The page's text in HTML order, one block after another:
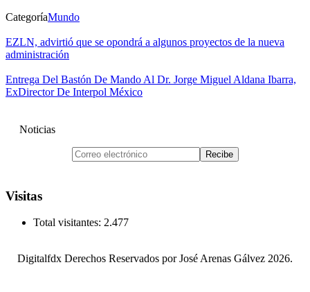
CategoríaMundo
EZLN, advirtió que se opondrá a algunos proyectos de la nueva
administración
Entrega Del Bastón De Mando Al Dr. Jorge Miguel Aldana Ibarra,
ExDirector De Interpol México
Noticias
Visitas
Total visitantes: 2.477
Digitalfdx Derechos Reservados por José Arenas Gálvez 2026.